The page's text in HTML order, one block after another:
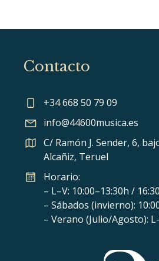
Contacto
+34 668 50 79 09
info@44600musica.es
C/ Ramón J. Sender, 6,
Alcañiz, Teruel
Horario:
– L–V: 10:00–13:30h /
– Sábados (invierno):
– Verano (Julio/Agosto):